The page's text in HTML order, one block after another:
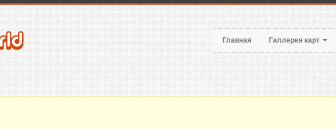
Главная Галлерея карт